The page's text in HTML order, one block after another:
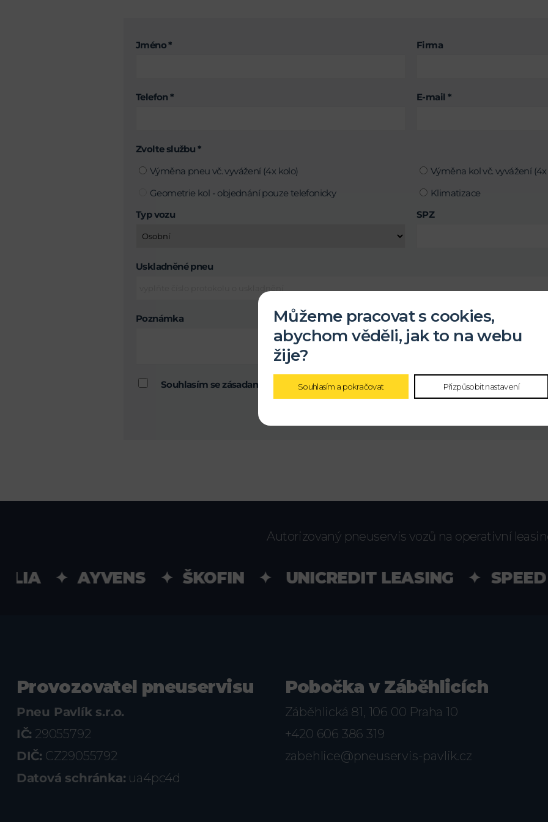
Jméno * Firma
Telefon * E-mail *
Zvolte službu *
Výměna pneu vč. vyvážení (4x kolo)
Výměna kol vč. vyvážení
Geometrie kol - objednání pouze telefonicky
Klimatizace
Typ vozu
SPZ
Uskladněné pneu
Poznámka
Souhlasím se zásadami ochranyosobních údajů
Autorizovaný pneuservis vozů na operativní
✦ AYVENS ✦ ŠKOFIN ✦ UNICREDIT LEASING ✦ SPEED
Provozovatel pneuservisu
Pneu Pavlík s.r.o.
IČ: 29055792
DIČ: CZ29055792
Datová schránka: ua4pc4d
Pobočka v Záběhlicích
Záběhlická 81, 106 00 Praha 10
+420 606 386 319
zabehlice@pneuservis-pavlik.cz
Můžeme pracovat s cookies,
abychom věděli, jak to na webu
žije?
Souhlasím a pokračovat Přizpůsobit nastavení